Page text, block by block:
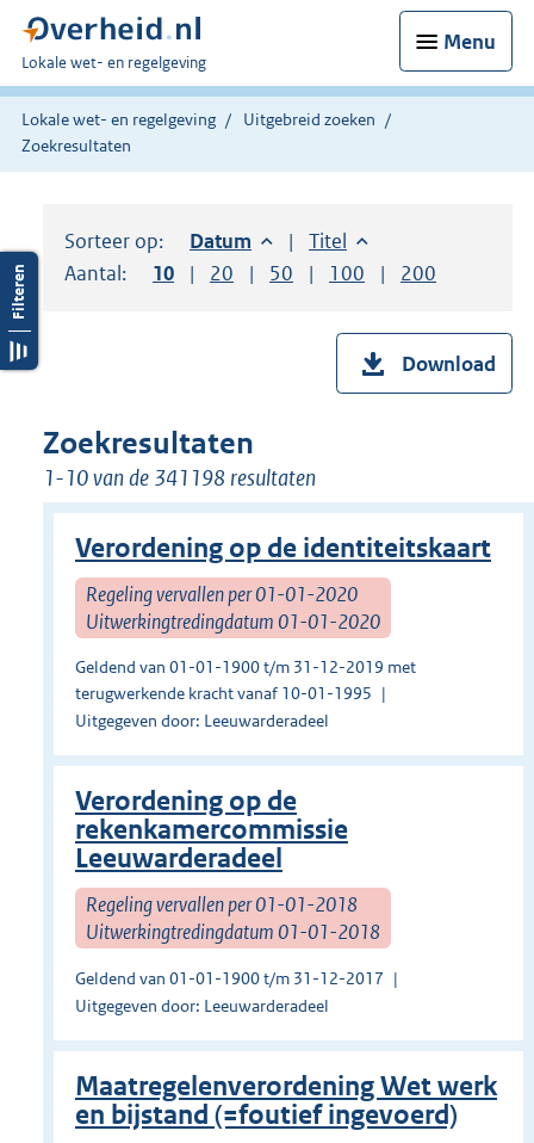
Menu
U
bent
hier:
Lokale wet- en regelgeving
Lokale wet- en regelgeving
Uitgebreid zoeken
Zoekresultaten
Sorteer op: Sorteer op:
Datum aflopendSorteer op:
Titel oplopend
Aantal:
Toon
10 resultaten per pagina
Toon
20 resultaten per pagina
Toon
50 resultaten per pagina
Toon
100 resultaten per
Toon
200
Download
Zoekresultaten
1-10 van de 341198 resultaten
Verordening op de identiteitskaart
Regeling vervallen per 01-01-2020
Uitwerkingtredingdatum 01-01-2020
Geldend van 01-01-1900 t/m 31-12-2019 met
terugwerkende kracht vanaf 10-01-1995
Uitgegeven door: Leeuwarderadeel
Verordening op de
rekenkamercommissie
Leeuwarderadeel
Regeling vervallen per 01-01-2018
Uitwerkingtredingdatum 01-01-2018
Geldend van 01-01-1900 t/m 31-12-2017
Uitgegeven door: Leeuwarderadeel
Maatregelenverordening Wet werk
en bijstand (=foutief ingevoerd)